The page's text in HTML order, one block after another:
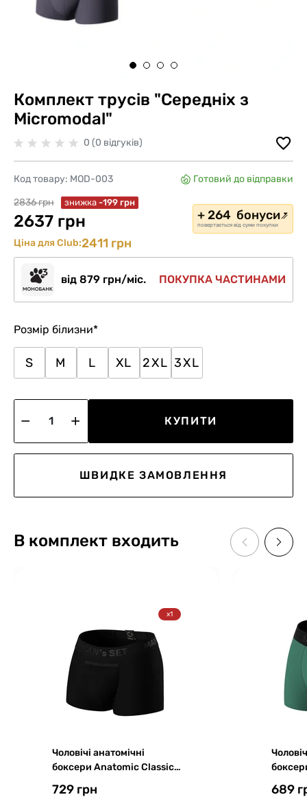
Комплект трусів "Середніх з
Micromodal"
0 (0 відгуків)
Код товару: MOD-003
Готовий до відправки
2836 грн
знижка -199 грн
2637 грн + 264 бонуси
повертається від суми покупки
Ціна для Club:2411 грн
від 879 грн/міс. ПОКУПКА ЧАСТИНАМИ
Розмір білизни*
S M L XL 2XL 3XL
КУПИТИ
ШВИДКЕ ЗАМОВЛЕННЯ
В комплект входить
x1
Чоловічі анатомічні
боксери Anatomic Classic
729 грн 689